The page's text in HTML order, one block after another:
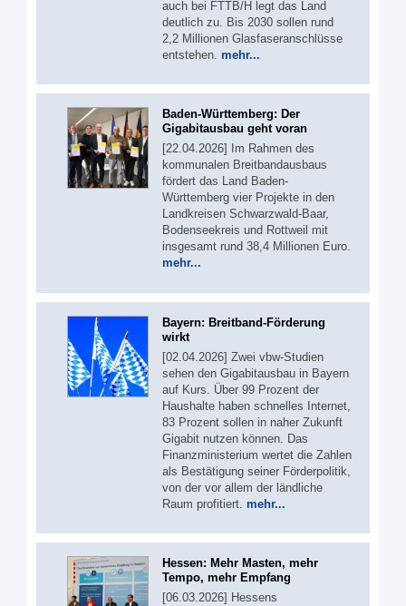
auch bei FTTB/H legt das Land
deutlich zu. Bis 2030 sollen rund
2,2 Millionen Glasfaseranschlüsse
entstehen. mehr...
Baden-Württemberg: Der
Gigabitausbau geht voran
[22.04.2026] Im Rahmen des
kommunalen Breitbandausbaus
fördert das Land Baden-
Württemberg vier Projekte in den
Landkreisen Schwarzwald-Baar,
Bodenseekreis und Rottweil mit
insgesamt rund 38,4 Millionen Euro.
mehr...
Bayern: Breitband-Förderung
wirkt
[02.04.2026] Zwei vbw-Studien
sehen den Gigabitausbau in Bayern
auf Kurs. Über 99 Prozent der
Haushalte haben schnelles Internet,
83 Prozent sollen in naher Zukunft
Gigabit nutzen können. Das
Finanzministerium wertet die Zahlen
als Bestätigung seiner Förderpolitik,
von der vor allem der ländliche
Raum profitiert. mehr...
Hessen: Mehr Masten, mehr
Tempo, mehr Empfang
[06.03.2026] Hessens